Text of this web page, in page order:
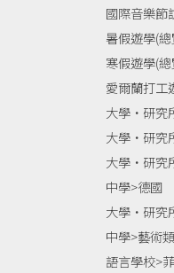
國際音樂節
暑假遊學(總
寒假遊學(總
愛爾蘭打工
大學‧研究
大學‧研究
大學‧研究
中學>德國
大學‧研究
中學>藝術類
語言學校>